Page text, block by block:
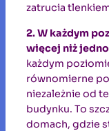
zatrucia
2. W każdym
więcej niż
każdym
równomierne
niezależnie od
budynku. To
domach, gdzie